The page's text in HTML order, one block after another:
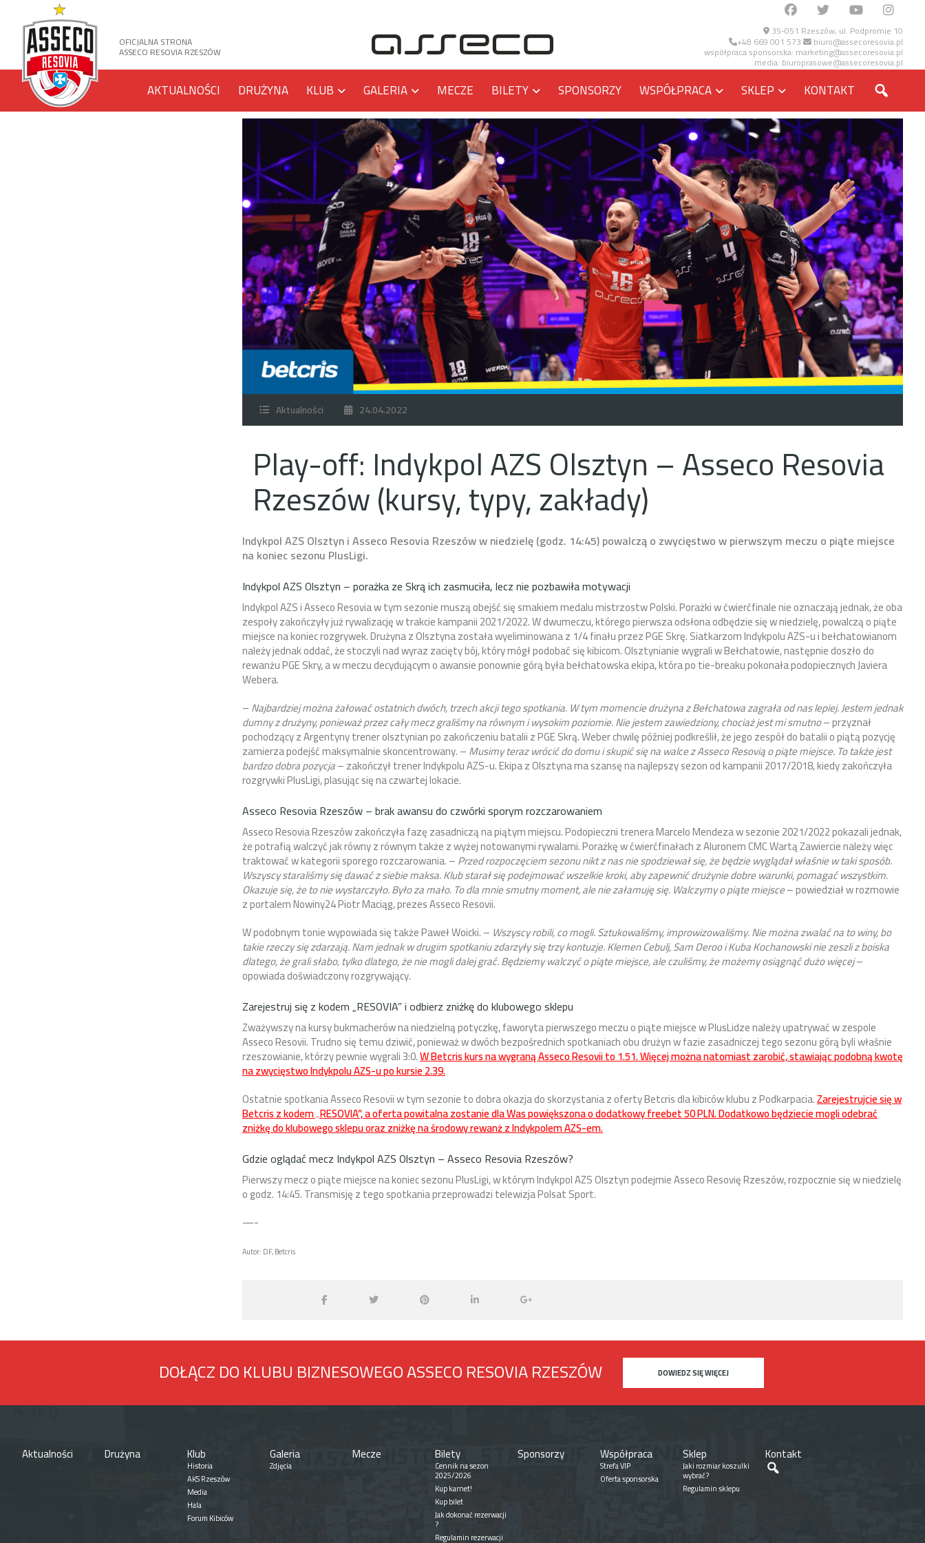
35-051 Rzeszów, ul. Podpromie 10
+48 669 001 573 biuro@assecoresovia.pl
współpraca sponsorska: marketing@assecoresovia.pl
media: biuroprasowe@assecoresovia.pl
OFICJALNA STRONA
ASSECO RESOVIA RZESZÓW
AKTUALNOŚCI DRUŻYNA KLUB GALERIA MECZE BILETY SPONSORZY WSPÓŁPRACA SKLEP KONTAKT
Aktualności 24.04.2022
Play-off: Indykpol AZS Olsztyn – Asseco Resovia
Rzeszów (kursy, typy, zakłady)
Indykpol AZS Olsztyn i Asseco Resovia Rzeszów w niedzielę (godz. 14:45) powalczą o zwycięstwo w pierwszym meczu o piąte miejsce
na koniec sezonu PlusLigi.
Indykpol AZS Olsztyn – porażka ze Skrą ich zasmuciła, lecz nie pozbawiła motywacji
Indykpol AZS i Asseco Resovia w tym sezonie muszą obejść się smakiem medalu mistrzostw Polski. Porażki w ćwierćfinale nie oznaczają jednak, że oba
zespoły zakończyły już rywalizację w trakcie kampanii 2021/2022. W dwumeczu, którego pierwsza odsłona odbędzie się w niedzielę, powalczą o piąte
miejsce na koniec rozgrywek. Drużyna z Olsztyna została wyeliminowana z 1/4 finału przez PGE Skrę. Siatkarzom Indykpolu AZS-u i bełchatowianom
należy jednak oddać, że stoczyli nad wyraz zacięty bój, który mógł podobać się kibicom. Olsztynianie wygrali w Bełchatowie, następnie doszło do
rewanżu PGE Skry, a w meczu decydującym o awansie ponownie górą była bełchatowska ekipa, która po tie-breaku pokonała podopiecznych Javiera
Webera.
–Najbardziej można żałować ostatnich dwóch, trzech akcji tego spotkania. W tym momencie drużyna z Bełchatowa zagrała od nas lepiej. Jestem jednak
dumny z drużyny, ponieważ przez cały mecz graliśmy na równym i wysokim poziomie. Nie jestem zawiedziony, chociaż jest mi smutno– przyznał
pochodzący z Argentyny trener olsztynian po zakończeniu batalii z PGE Skrą. Weber chwilę później podkreślił, że jego zespół do batalii o piątą pozycję
zamierza podejść maksymalnie skoncentrowany. –Musimy teraz wrócić do domu i skupić się na walce z Asseco Resovią o piąte miejsce. To także jest
bardzo dobra pozycja– zakończył trener Indykpolu AZS-u. Ekipa z Olsztyna ma szansę na najlepszy sezon od kampanii 2017/2018, kiedy zakończyła
rozgrywki PlusLigi, plasując się na czwartej lokacie.
Asseco Resovia Rzeszów – brak awansu do czwórki sporym rozczarowaniem
Asseco Resovia Rzeszów zakończyła fazę zasadniczą na piątym miejscu. Podopieczni trenera Marcelo Mendeza w sezonie 2021/2022 pokazali jednak,
że potrafią walczyć jak równy z równym także z wyżej notowanymi rywalami. Porażkę w ćwierćfinałach z Aluronem CMC Wartą Zawiercie należy więc
traktować w kategorii sporego rozczarowania. –Przed rozpoczęciem sezonu nikt z nas nie spodziewał się, że będzie wyglądał właśnie w taki sposób.
Wszyscy staraliśmy się dawać z siebie maksa. Klub starał się podejmować wszelkie kroki, aby zapewnić drużynie dobre warunki, pomagać wszystkim.
Okazuje się, że to nie wystarczyło. Było za mało. To dla mnie smutny moment, ale nie załamuję się. Walczymy o piąte miejsce– powiedział w rozmowie
z portalem Nowiny24 Piotr Maciąg, prezes Asseco Resovii.
W podobnym tonie wypowiada się także Paweł Woicki. – Wszyscy robili, co mogli. Sztukowaliśmy, improwizowaliśmy. Nie można zwalać na to winy, bo
takie rzeczy się zdarzają. Nam jednak w drugim spotkaniu zdarzyły się trzy kontuzje. Klemen Cebulj, Sam Deroo i Kuba Kochanowski nie zeszli z boiska
dlatego, że grali słabo, tylko dlatego, że nie mogli dalej grać. Będziemy walczyć o piąte miejsce, ale czuliśmy, że możemy osiągnąć dużo więcej–
opowiada doświadczony rozgrywający.
Zarejestruj się z kodem „RESOVIA” i odbierz zniżkę do klubowego sklepu
Zważywszy na kursy bukmacherów na niedzielną potyczkę, faworyta pierwszego meczu o piąte miejsce w PlusLidze należy upatrywać w zespole
Asseco Resovii. Trudno się temu dziwić, ponieważ w dwóch bezpośrednich spotkaniach obu drużyn w fazie zasadniczej tego sezonu górą byli właśnie
rzeszowianie, którzy pewnie wygrali 3:0.W Betcris kurs na wygraną Asseco Resovii to 1.51. Więcej można natomiast zarobić, stawiając podobną kwotę
na zwycięstwo Indykpolu AZS-u po kursie 2.39.
Ostatnie spotkania Asseco Resovii w tym sezonie to dobra okazja do skorzystania z oferty Betcris dla kibiców klubu z Podkarpacia.Zarejestrujcie się w
Betcris z kodem „RESOVIA”, a oferta powitalna zostanie dla Was powiększona o dodatkowy freebet 50 PLN. Dodatkowo będziecie mogli odebrać
zniżkę do klubowego sklepu oraz zniżkę na środowy rewanż z Indykpolem AZS-em.
Gdzie oglądać mecz Indykpol AZS Olsztyn – Asseco Resovia Rzeszów?
Pierwszy mecz o piąte miejsce na koniec sezonu PlusLigi, w którym Indykpol AZS Olsztyn podejmie Asseco Resovię Rzeszów, rozpocznie się w niedzielę
o godz. 14:45. Transmisję z tego spotkania przeprowadzi telewizja Polsat Sport.
—-
Autor: DF, Betcris
DOŁĄCZ DO KLUBU BIZNESOWEGO ASSECO RESOVIA RZESZÓW DOWIEDZ SIĘ WIĘCEJ
Aktualności Drużyna Klub
Historia
AKS Rzeszów
Media
Hala
Forum Kibiców
Galeria
Zdjęcia
Mecze Bilety
Cennik na sezon
2025/2026
Kup karnet!
Kup bilet
Jak dokonać rezerwacji
?
Regulamin rezerwacji
Sponsorzy Współpraca
Strefa VIP
Oferta sponsorska
Sklep
Jaki rozmiar koszulki
wybrać?
Regulamin sklepu
Kontakt